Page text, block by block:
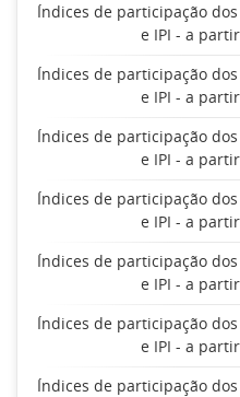
Índices de participação
e IPI - a
Índices de participação
e IPI - a
Índices de participação
e IPI - a
Índices de participação
e IPI - a
Índices de participação
e IPI - a
Índices de participação
e IPI - a
Índices de participação